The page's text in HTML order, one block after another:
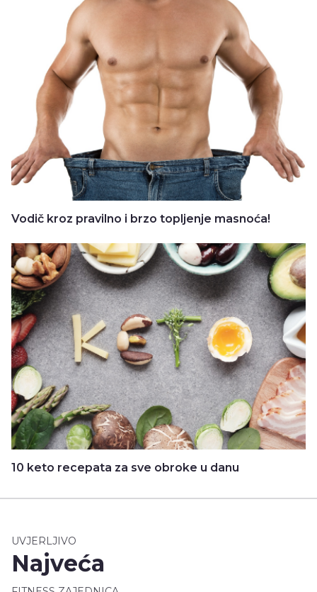
Vodič kroz pravilno i brzo topljenje masnoća!
10 keto recepata za sve obroke u danu
UVJERLJIVO
Najveća